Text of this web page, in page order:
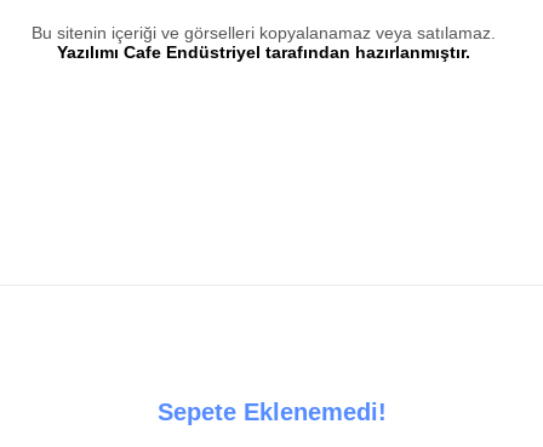
Bu sitenin içeriği ve görselleri kopyalanamaz veya satılamaz.
Yazılımı Cafe Endüstriyel tarafından hazırlanmıştır.
Sepete Eklenemedi!